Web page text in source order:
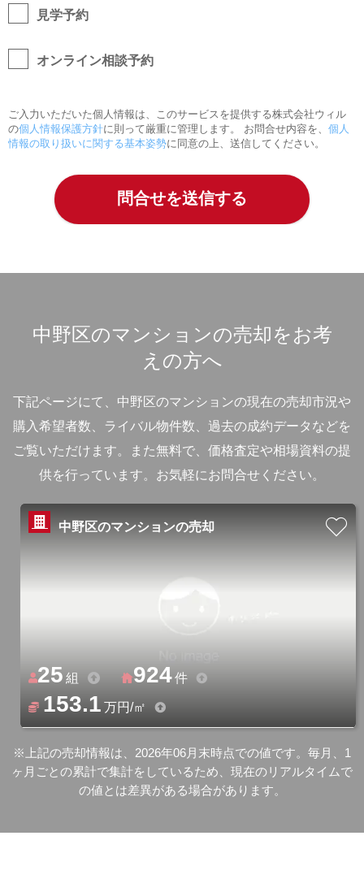
見学予約
オンライン相談予約
ご入力いただいた個人情報は、このサービスを提供する株式会社ウィル
の個人情報保護方針に則って厳重に管理します。 お問合せ内容を、 個人
情報の取り扱いに関する基本姿勢に同意の上、送信してください。
中野区のマンションの売却をお考
えの方へ
下記ページにて、中野区のマンションの現在の売却市況や
購入希望者数、ライバル物件数、過去の成約データなどを
ご覧いただけます。
また無料で、価格査定や相場資料の提
供を行っています。お気軽にお問合せください。
中野区のマンションの売却
25組 924件
153.1 万円/㎡
※上記の売却情報は、2026年06月末時点での値です。毎月、1
ヶ月ごとの累計で集計をしているため、現在のリアルタイムで
の値とは差異がある場合があります。